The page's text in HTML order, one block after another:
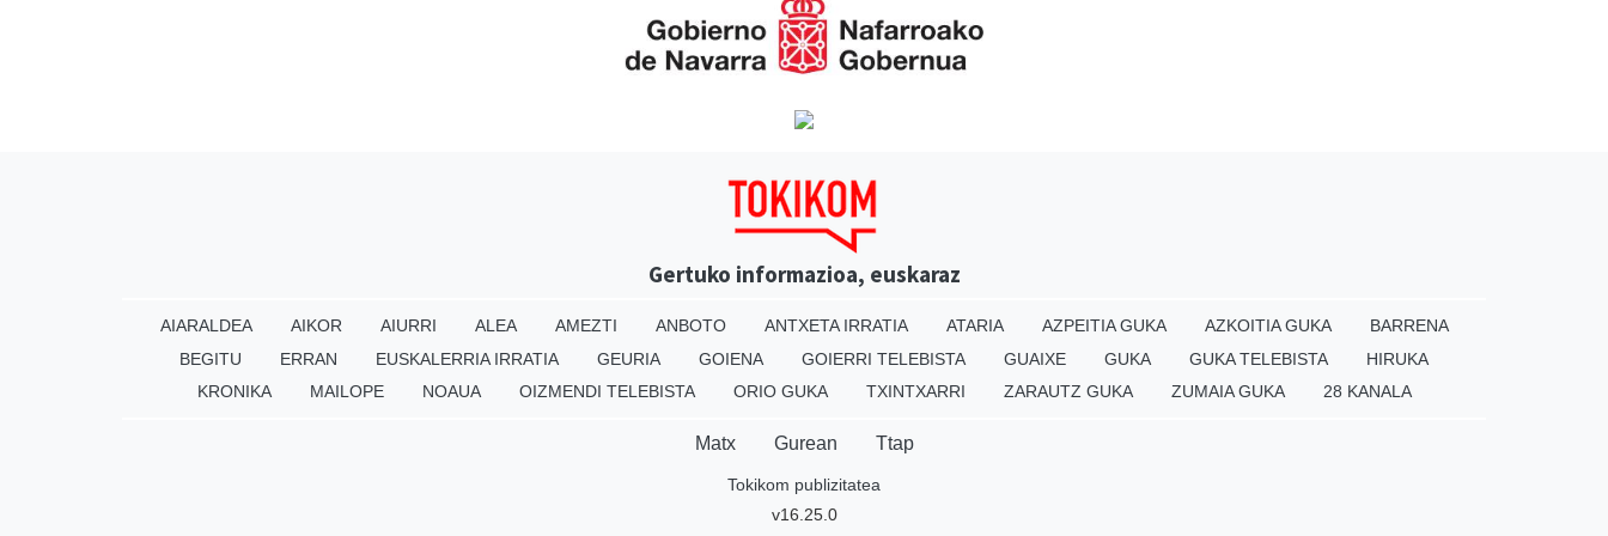
Gertuko informazioa, euskaraz
AIARALDEA AIKOR AIURRI ALEA AMEZTI ANBOTO ANTXETA IRRATIA ATARIA AZPEITIA GUKA AZKOITIA GUKA
BARRENA
BEGITU
ERRAN EUSKALERRIA IRRATIA GEURIA GOIENA GOIERRI TELEBISTA GUAIXE GUKA GUKA TELEBISTA
HIRUKA
KRONIKA
MAILOPE NOAUA OIZMENDI TELEBISTA ORIO GUKA TXINTXARRI ZARAUTZ GUKA ZUMAIA GUKA 28 KANALA
Matx Gurean Ttap
Tokikom publizitatea
v16.25.0